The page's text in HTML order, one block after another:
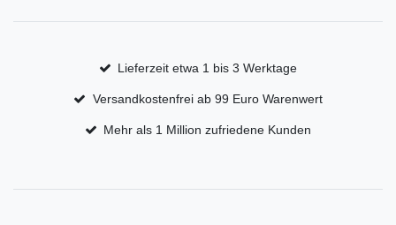
Lieferzeit etwa 1 bis 3 Werktage
Versandkostenfrei ab 99 Euro Warenwert
Mehr als 1 Million zufriedene Kunden